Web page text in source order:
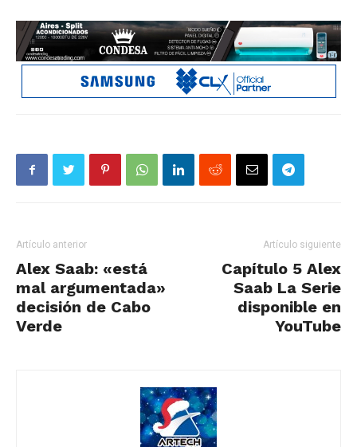
Artículo anterior
Alex Saab: «está
mal argumentada»
decisión de Cabo
Verde
Artículo siguiente
Capítulo 5 Alex
Saab La Serie
disponible en
YouTube